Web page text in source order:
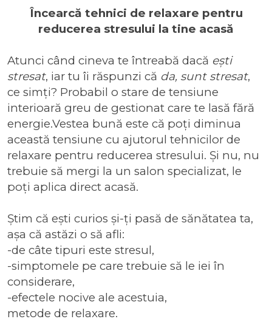
Încearcă tehnici de relaxare pentru
reducerea stresului la tine acasă
Atunci când cineva te întreabă dacă ești
stresat, iar tu îi răspunzi că da, sunt stresat,
ce simți? Probabil o stare de tensiune
interioară greu de gestionat care te lasă fără
energie.Vestea bună este că poți diminua
această tensiune cu ajutorul tehnicilor de
relaxare pentru reducerea stresului. Și nu, nu
trebuie să mergi la un salon specializat, le
poți aplica direct acasă.
Știm că ești curios și-ți pasă de sănătatea ta,
așa că astăzi o să afli:
-de câte tipuri este stresul,
-simptomele pe care trebuie să le iei în
considerare,
-efectele nocive ale acestuia,
metode de relaxare.